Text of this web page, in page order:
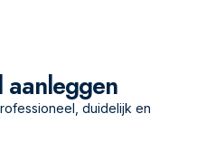
duidelijk en